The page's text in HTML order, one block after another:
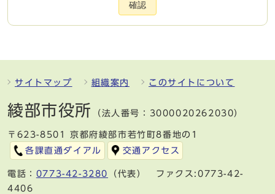
確認
サイトマップ 組織案内 このサイトについて
綾部市役所 （法人番号：3000020262030）
〒623-8501 京都府綾部市若竹町8番地の1
各課直通ダイアル
交通アクセス
電話： 0773-42-3280
（代表） ファクス:0773-42-
4406